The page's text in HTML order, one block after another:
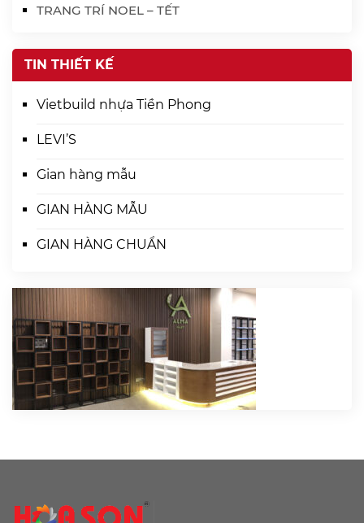
TRANG TRÍ NOEL – TẾT
TIN THIẾT KẾ
Vietbuild nhựa Tiền Phong
LEVI’S
Gian hàng mẫu
GIAN HÀNG MẪU
GIAN HÀNG CHUẨN